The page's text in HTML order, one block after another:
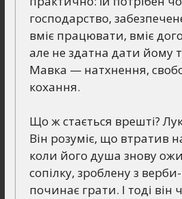
господарство,
вміє працювати, вміє
але не здатна дати йому
Мавка — натхнення,
кохання.
Що ж стається врешті?
Він розуміє, що втратив
коли його душа знову
сопілку, зроблену з
починає грати. І тоді він